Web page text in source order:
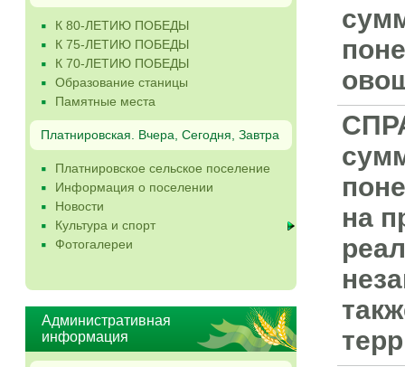
К 80-ЛЕТИЮ ПОБЕДЫ
К 75-ЛЕТИЮ ПОБЕДЫ
К 70-ЛЕТИЮ ПОБЕДЫ
Образование станицы
Памятные места
Платнировская. Вчера, Сегодня, Завтра
Платнировское сельское поселение
Информация о поселении
Новости
Культура и спорт
Фотогалереи
Административная
информация
на